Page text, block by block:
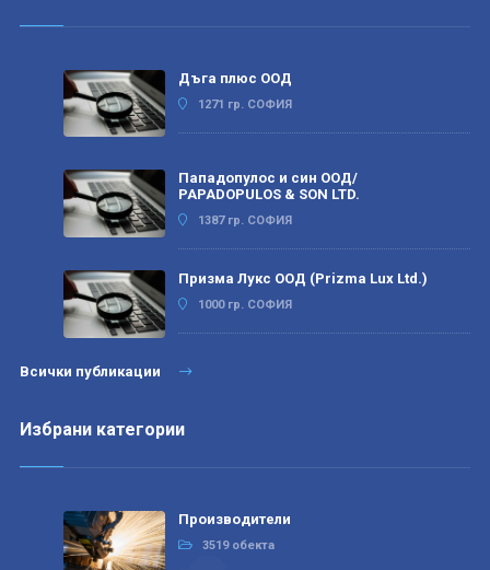
Дъга плюс ООД
1271 гр. СОФИЯ
Пападопулос и син ООД/
PAPADOPULOS & SON LTD.
1387 гр. СОФИЯ
Призма Лукс ООД (Prizma Lux Ltd.)
1000 гр. СОФИЯ
Всички публикации
Избрани категории
Производители
3519 обекта